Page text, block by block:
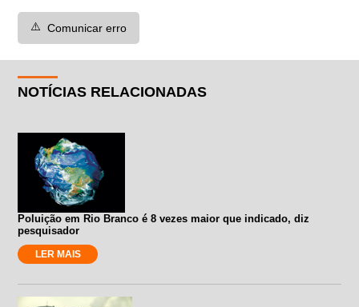
⚠️ Comunicar erro
NOTÍCIAS RELACIONADAS
Poluição em Rio Branco é 8 vezes maior que indicado, diz
pesquisador
LER MAIS